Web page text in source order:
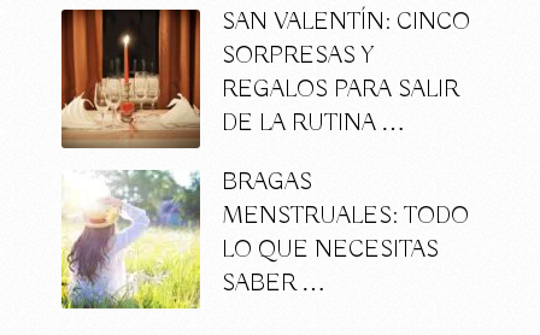
SAN VALENTÍN: CINCO
SORPRESAS Y
REGALOS PARA SALIR
DE LA RUTINA …
BRAGAS
MENSTRUALES: TODO
LO QUE NECESITAS
SABER …